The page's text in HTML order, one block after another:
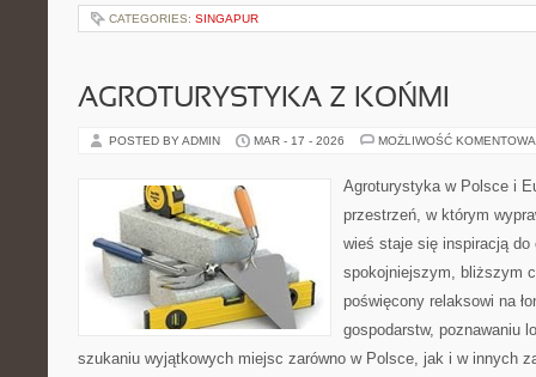
CATEGORIES: SINGAPUR
AGROTURYSTYKA Z KOŃMI
POSTED BY ADMIN MAR - 17 - 2026 MOŻLIWOŚĆ
Agroturystyka w Polsce i
przestrzeń, w którym
wieś staje się inspiracją do
spokojniejszym, bliższym
poświęcony relaksowi na
gospodarstw, poznawaniu
szukaniu wyjątkowych miejsc zarówno w Polsce, jak i w innych